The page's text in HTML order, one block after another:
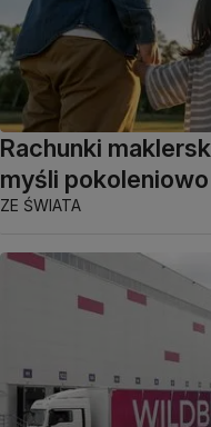
Rachunki
myśli pokoleniowo
ZE ŚWIATA